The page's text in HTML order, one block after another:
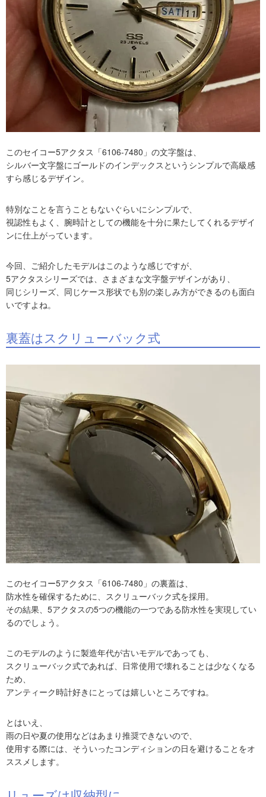
このセイコー5アクタス「6106-7480」の文字盤は、
シルバー文字盤にゴールドのインデックスというシンプルで高級感
すら感じるデザイン。
特別なことを言うこともないぐらいにシンプルで、
視認性もよく、腕時計としての機能を十分に果たしてくれるデザイ
ンに仕上がっています。
今回、ご紹介したモデルはこのような感じですが、
5アクタスシリーズでは、さまざまな文字盤デザインがあり、
同じシリーズ、同じケース形状でも別の楽しみ方ができるのも面白
いですよね。
裏蓋はスクリューバック式
このセイコー5アクタス「6106-7480」の裏蓋は、
防水性を確保するために、スクリューバック式を採用。
その結果、5アクタスの5つの機能の一つである防水性を実現してい
るのでしょう。
このモデルのように製造年代が古いモデルであっても、
スクリューバック式であれば、日常使用で壊れることは少なくなる
ため、
アンティーク時計好きにとっては嬉しいところですね。
とはいえ、
雨の日や夏の使用などはあまり推奨できないので、
使用する際には、そういったコンディションの日を避けることをオ
ススメします。